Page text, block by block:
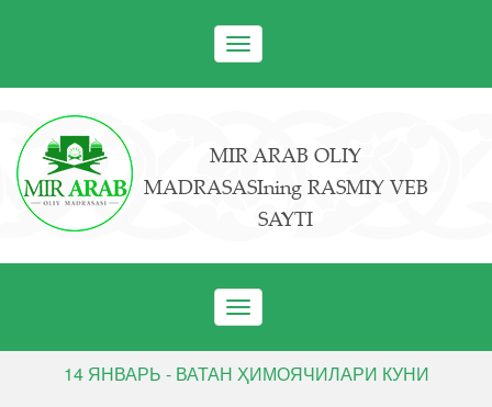
Toggle
navigation
MIR ARAB OLIY
MADRASASIning RASMIY VEB
SAYTI
Toggle
navigation
14 ЯНВАРЬ - ВАТАН ҲИМОЯЧИЛАРИ КУНИ